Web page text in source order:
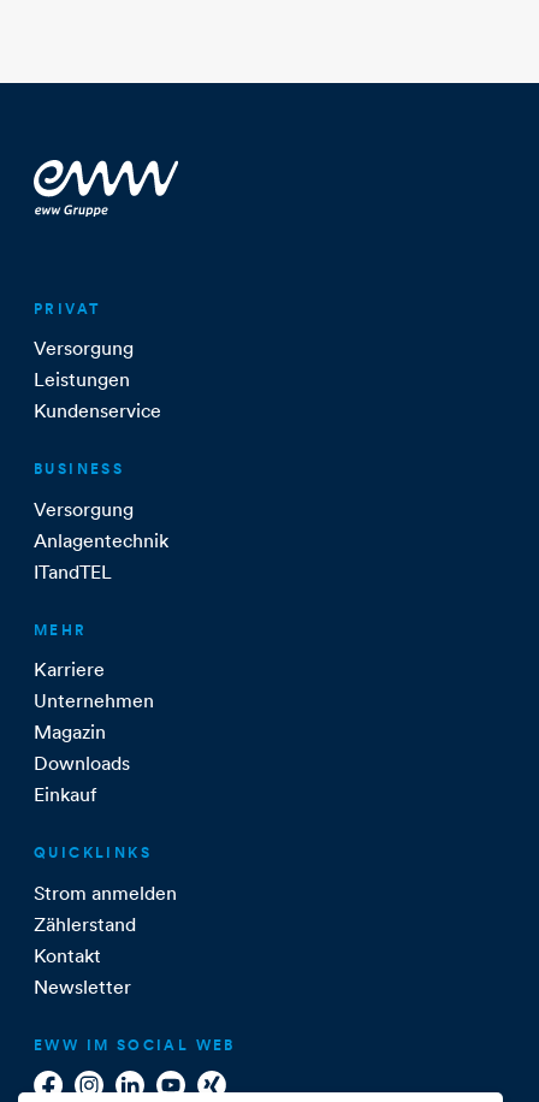
PRIVAT
Versorgung
Leistungen
Kundenservice
BUSINESS
Versorgung
Anlagentechnik
ITandTEL
MEHR
Karriere
Unternehmen
Magazin
Downloads
Einkauf
QUICKLINKS
Strom anmelden
Zählerstand
Kontakt
Newsletter
EWW IM SOCIAL WEB